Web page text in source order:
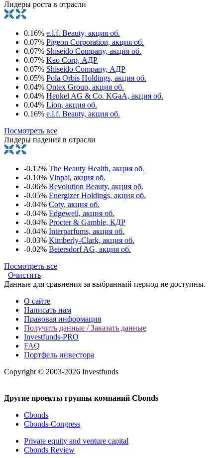
Лидеры роста в отрасли
0.16% e.l.f. Beauty, акция об.
0.07% Pigeon Corporation, акция об.
0.07% Shiseido Company, акция об.
0.07% Kao Corp, АДР
0.07% Shiseido Company, АДР
0.05% Pola Orbis Holdings, акция об.
0.04% Ontex Group, акция об.
0.04% Henkel AG & Co. KGaA, акция об.
0.04% Lion, акция об.
0.16% e.l.f. Beauty, акция об.
Посмотреть все
Лидеры падения в отрасли
-0.12% The Beauty Health, акция об.
-0.10% Vinpai, акция об.
-0.06% Revolution Beauty, акция об.
-0.05% Energizer Holdings, акция об.
-0.04% Coty, акция об.
-0.04% Edgewell, акция об.
-0.04% Procter & Gamble, КДР
-0.04% Interparfums, акция об.
-0.03% Kimberly-Clark, акция об.
-0.02% Beiersdorf AG, акция об.
Посмотреть все
Очистить
Данные для сравнения за выбранный период не доступны.
О сайте
Написать нам
Правовая информация
Получить данные / Заказать данные
Investfunds-PRO
FAQ
Портфель инвестора
Copyright © 2003-2026 Investfunds
Другие проекты группы компаний Cbonds
Cbonds
Cbonds-Congress
Private equity and venture capital
Cbonds Review